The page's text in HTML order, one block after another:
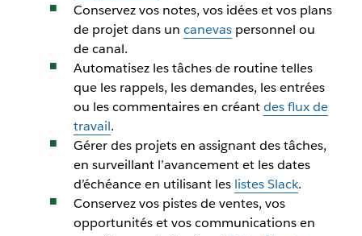
Conservez vos notes, vos idées et vos plans
de projet dans un canevaspersonnel ou
de canal.
Automatisez les tâches de routine telles
que les rappels, les demandes, les entrées
ou les commentaires en créantdes flux de
travail.
Gérer des projets en assignant des tâches,
en surveillant l’avancement et les dates
d’échéance en utilisant les listes Slack.
Conservez vos pistes de ventes, vos
opportunités et vos communications en